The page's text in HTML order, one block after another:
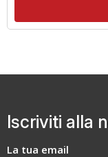
Iscriviti alla
La tua email